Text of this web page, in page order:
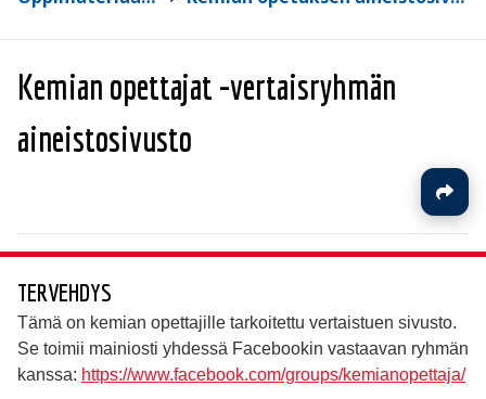
Kemian opettajat -vertaisryhmän
aineistosivusto
TERVEHDYS
Tämä on kemian opettajille tarkoitettu vertaistuen sivusto.
Se toimii mainiosti yhdessä Facebookin vastaavan ryhmän
kanssa: https://www.facebook.com/groups/kemianopettaja/